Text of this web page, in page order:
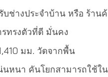
฿.
ช่างประจำบ้าน หรือ ร้าน
รทรงตัวที่ดี มั่นคง
มม. วัดจากพื้น
หนา คันโยกสามารถใช้ใน